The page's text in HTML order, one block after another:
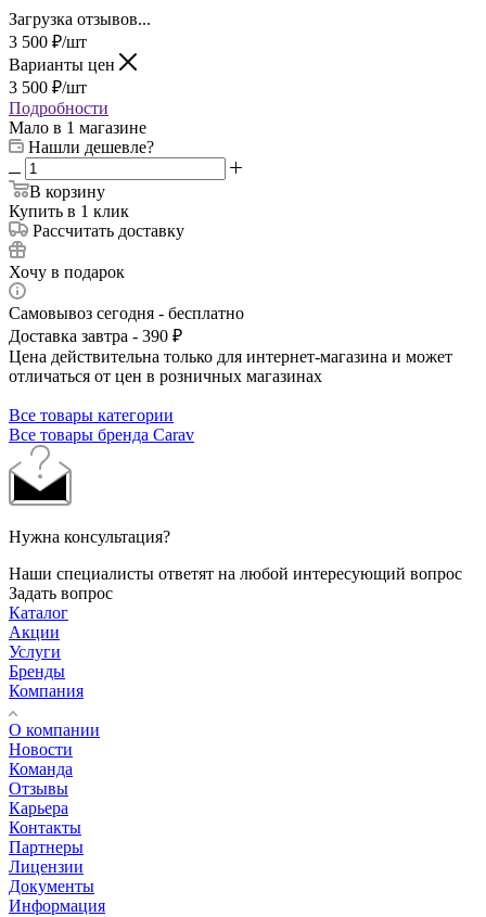
Загрузка отзывов...
3 500 ₽/шт
Варианты цен
3 500 ₽/шт
Подробности
Мало в 1 магазине
Нашли дешевле?
В корзину
Купить в 1 клик
Рассчитать доставку
Хочу в подарок
Самовывоз сегодня - бесплатно
Доставка завтра - 390 ₽
Цена действительна только для интернет-магазина и может
отличаться от цен в розничных магазинах
Все товары категории
Все товары бренда Carav
Нужна консультация?
Наши специалисты ответят на любой интересующий вопрос
Задать вопрос
Каталог
Акции
Услуги
Бренды
Компания
О компании
Новости
Команда
Отзывы
Карьера
Контакты
Партнеры
Лицензии
Документы
Информация